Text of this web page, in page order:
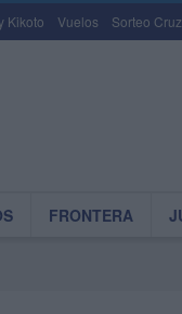
Kikoto Vuelos Sorteo
FRONTERA